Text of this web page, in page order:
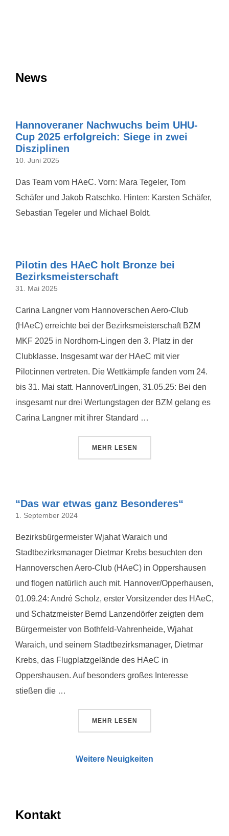
News
Hannoveraner Nachwuchs beim UHU-
Cup 2025 erfolgreich: Siege in zwei
Disziplinen
10. Juni 2025
Das Team vom HAeC. Vorn: Mara Tegeler, Tom
Schäfer und Jakob Ratschko. Hinten: Karsten Schäfer,
Sebastian Tegeler und Michael Boldt.
Pilotin des HAeC holt Bronze bei
Bezirksmeisterschaft
31. Mai 2025
Carina Langner vom Hannoverschen Aero-Club
(HAeC) erreichte bei der Bezirksmeisterschaft BZM
MKF 2025 in Nordhorn-Lingen den 3. Platz in der
Clubklasse. Insgesamt war der HAeC mit vier
Pilot:innen vertreten. Die Wettkämpfe fanden vom 24.
bis 31. Mai statt. Hannover/Lingen, 31.05.25: Bei den
insgesamt nur drei Wertungstagen der BZM gelang es
Carina Langner mit ihrer Standard …
MEHR ÜBER „PILOTIN DES HAEC
LESEN
“Das war etwas ganz Besonderes“
1. September 2024
Bezirksbürgermeister Wjahat Waraich und
Stadtbezirksmanager Dietmar Krebs besuchten den
Hannoverschen Aero-Club (HAeC) in Oppershausen
und flogen natürlich auch mit. Hannover/Opperhausen,
01.09.24: André Scholz, erster Vorsitzender des HAeC,
und Schatzmeister Bernd Lanzendörfer zeigten dem
Bürgermeister von Bothfeld-Vahrenheide, Wjahat
Waraich, und seinem Stadtbezirksmanager, Dietmar
Krebs, das Flugplatzgelände des HAeC in
Oppershausen. Auf besonders großes Interesse
stießen die …
MEHR ÜBER „“DAS WAR ETWAS GANZ
LESEN
Weitere Neuigkeiten
Kontakt